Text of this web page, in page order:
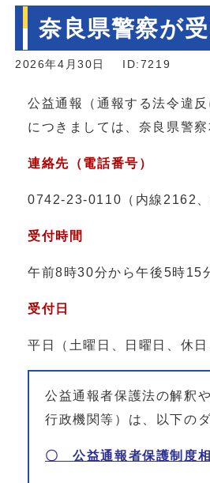
奈良県警察が
2026年4月30日 ID:7219
公益通報（通報する法令違
につきましては、奈良県警
連絡先（電話番号）
0742-23-0110（内線2162、
受付時間
午前8時30分から午後5時15
受付日
平日（土曜日、日曜日、休
公益通報者保護法の解釈
行政機関等）は、以下の
〇 公益通報者保護制度